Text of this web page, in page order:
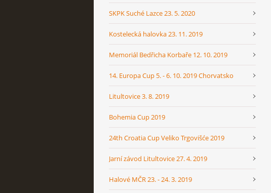
SKPK Suché Lazce 23. 5. 2020
Kostelecká halovka 23. 11. 2019
Memoriál Bedřicha Korbaře 12. 10. 2019
14. Europa Cup 5. - 6. 10. 2019 Chorvatsko
Litultovice 3. 8. 2019
Bohemia Cup 2019
24th Croatia Cup Veliko Trgovišće 2019
Jarní závod Litultovice 27. 4. 2019
Halové MČR 23. - 24. 3. 2019